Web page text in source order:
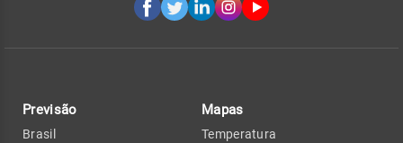
Previsão
Brasil
Mapas
Temperatura